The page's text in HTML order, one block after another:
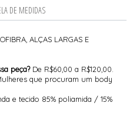
DE MEDIDAS
ALÇAS LARGAS E
peça? De R$60,00 a R$120,00.
que procuram um body
e tecido 85% poliamida / 15%